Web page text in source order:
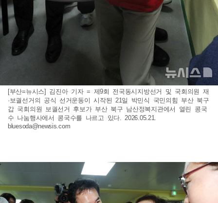
[부산=뉴시스] 김진아 기자 = 제9회 전국동시지방선거 및 국회의원 재
·보궐선거의 공식 선거운동이 시작된 21일 박민식 국민의힘 부산 북구
갑 국회의원 보궐선거 후보가 부산 북구 남산정복지관에서 열린 콩국
수 나눔행사에서 콩국수를 나르고 있다. 2026.05.21.
bluesoda@newsis.com